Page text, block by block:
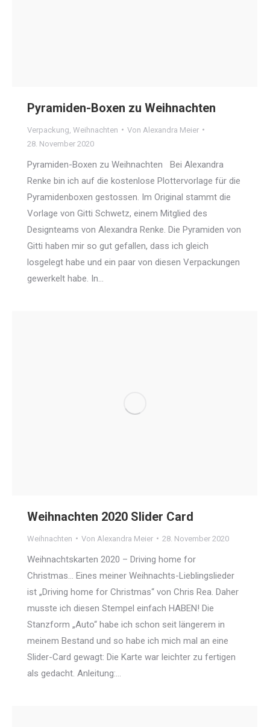
Pyramiden-Boxen zu Weihnachten
Verpackung Weihnachten Von Alexandra Meier
28. November 2020
Pyramiden-Boxen zu Weihnachten Bei Alexandra
Renke bin ich auf die kostenlose Plottervorlage für die
Pyramidenboxen gestossen. Im Original stammt die
Vorlage von Gitti Schwetz, einem Mitglied des
Designteams von Alexandra Renke. Die Pyramiden von
Gitti haben mir so gut gefallen, dass ich gleich
losgelegt habe und ein paar von diesen Verpackungen
gewerkelt habe. In…
Weihnachten 2020 Slider Card
Weihnachten Von Alexandra Meier 28. November 2020
Weihnachtskarten 2020 – Driving home for
Christmas… Eines meiner Weihnachts-Lieblingslieder
ist „Driving home for Christmas“ von Chris Rea. Daher
musste ich diesen Stempel einfach HABEN! Die
Stanzform „Auto“ habe ich schon seit längerem in
meinem Bestand und so habe ich mich mal an eine
Slider-Card gewagt: Die Karte war leichter zu fertigen
als gedacht. Anleitung:…